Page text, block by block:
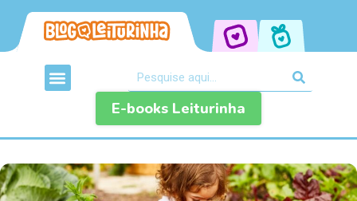
E-books Leiturinha